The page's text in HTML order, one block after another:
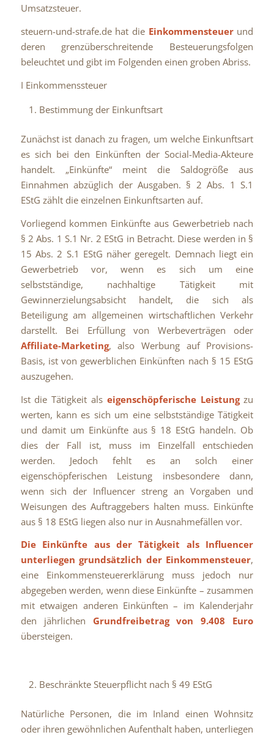
Umsatzsteuer.
steuern-und-strafe.de hat die Einkommensteuerund
deren grenzüberschreitende Besteuerungsfolgen
beleuchtet und gibt im Folgenden einen groben Abriss.
I Einkommenssteuer
Bestimmung der Einkunftsart
Zunächst ist danach zu fragen, um welche Einkunftsart
es sich bei den Einkünften der Social-Media-Akteure
handelt. „Einkünfte“ meint die Saldogröße aus
Einnahmen abzüglich der Ausgaben. § 2 Abs. 1 S.1
EStG zählt die einzelnen Einkunftsarten auf.
Vorliegend kommen Einkünfte aus Gewerbetrieb nach
§ 2 Abs. 1 S.1 Nr. 2 EStG in Betracht. Diese werden in §
15 Abs. 2 S.1 EStG näher geregelt. Demnach liegt ein
Gewerbetrieb vor, wenn es sich um eine
selbstständige, nachhaltige Tätigkeit mit
Gewinnerzielungsabsicht handelt, die sich als
Beteiligung am allgemeinen wirtschaftlichen Verkehr
darstellt. Bei Erfüllung von Werbeverträgen oder
Affiliate-Marketing, also Werbung auf Provisions-
Basis, ist von gewerblichen Einkünften nach § 15 EStG
auszugehen.
Ist die Tätigkeit als eigenschöpferische Leistungzu
werten, kann es sich um eine selbstständige Tätigkeit
und damit um Einkünfte aus § 18 EStG handeln. Ob
dies der Fall ist, muss im Einzelfall entschieden
werden. Jedoch fehlt es an solch einer
eigenschöpferischen Leistung insbesondere dann,
wenn sich der Influencer streng an Vorgaben und
Weisungen des Auftraggebers halten muss. Einkünfte
aus § 18 EStG liegen also nur in Ausnahmefällen vor.
Die Einkünfte aus der Tätigkeit als Influencer
unterliegen grundsätzlich der Einkommensteuer,
eine Einkommensteuererklärung muss jedoch nur
abgegeben werden, wenn diese Einkünfte – zusammen
mit etwaigen anderen Einkünften – im Kalenderjahr
den jährlichen Grundfreibetrag von 9.408 Euro
übersteigen.
Beschränkte Steuerpflicht nach § 49 EStG
Natürliche Personen, die im Inland einen Wohnsitz
oder ihren gewöhnlichen Aufenthalt haben, unterliegen